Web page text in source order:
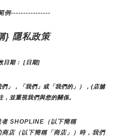
例----------------
} 隱私政策
日期： [日期]
」，「我們」或「我們的」），{店舖
，並重視我們與您的關係。
SHOPLINE（以下簡稱
店（以下簡稱「商店」）時，我們